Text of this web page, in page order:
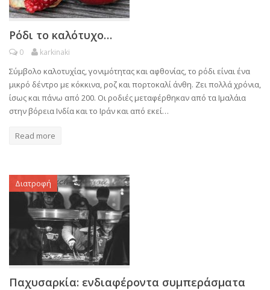
Ρόδι το καλότυχο…
0 karkinaki
Σύμβολο καλοτυχίας, γονιμότητας και αφθονίας, το ρόδι είναι ένα
μικρό δέντρο με κόκκινα, ροζ και πορτοκαλί άνθη. Ζει πολλά χρόνια,
ίσως και πάνω από 200. Οι ροδιές μεταφέρθηκαν από τα Ιμαλάια
στην βόρεια Ινδία και το Ιράν και από εκεί…
Read more
Διατροφή
Παχυσαρκία: ενδιαφέροντα συμπεράσματα